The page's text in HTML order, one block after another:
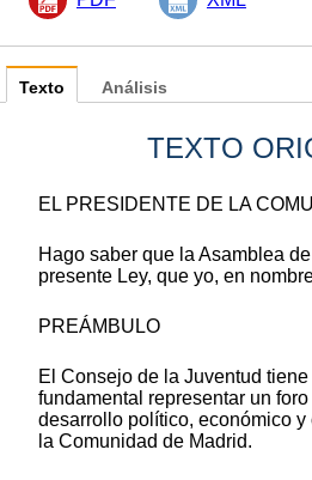
Texto
TEXTO
EL PRESIDENTE DE LA
Hago saber que la Asamblea
presente Ley, que yo, en
PREÁMBULO
El Consejo de la Juventud
fundamental representar un
desarrollo político, económico
la Comunidad de Madrid.
Análisis